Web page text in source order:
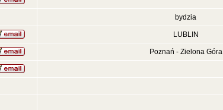
bydzia
LUBLIN
Poznań - Zielona Góra